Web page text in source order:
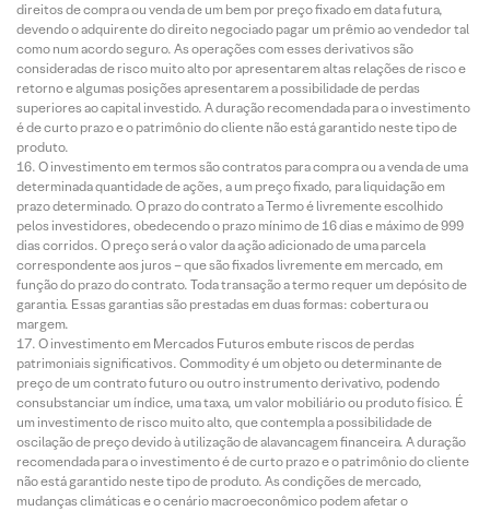
direitos de compra ou venda de um bem por preço fixado em data futura,
devendo o adquirente do direito negociado pagar um prêmio ao vendedor tal
como num acordo seguro. As operações com esses derivativos são
consideradas de risco muito alto por apresentarem altas relações de risco e
retorno e algumas posições apresentarem a possibilidade de perdas
superiores ao capital investido. A duração recomendada para o investimento
é de curto prazo e o patrimônio do cliente não está garantido neste tipo de
produto.
O investimento em termos são contratos para compra ou a venda de uma
determinada quantidade de ações, a um preço fixado, para liquidação em
prazo determinado. O prazo do contrato a Termo é livremente escolhido
pelos investidores, obedecendo o prazo mínimo de 16 dias e máximo de 999
dias corridos. O preço será o valor da ação adicionado de uma parcela
correspondente aos juros – que são fixados livremente em mercado, em
função do prazo do contrato. Toda transação a termo requer um depósito de
garantia. Essas garantias são prestadas em duas formas: cobertura ou
margem.
O investimento em Mercados Futuros embute riscos de perdas
patrimoniais significativos. Commodity é um objeto ou determinante de
preço de um contrato futuro ou outro instrumento derivativo, podendo
consubstanciar um índice, uma taxa, um valor mobiliário ou produto físico. É
um investimento de risco muito alto, que contempla a possibilidade de
oscilação de preço devido à utilização de alavancagem financeira. A duração
recomendada para o investimento é de curto prazo e o patrimônio do cliente
não está garantido neste tipo de produto. As condições de mercado,
mudanças climáticas e o cenário macroeconômico podem afetar o